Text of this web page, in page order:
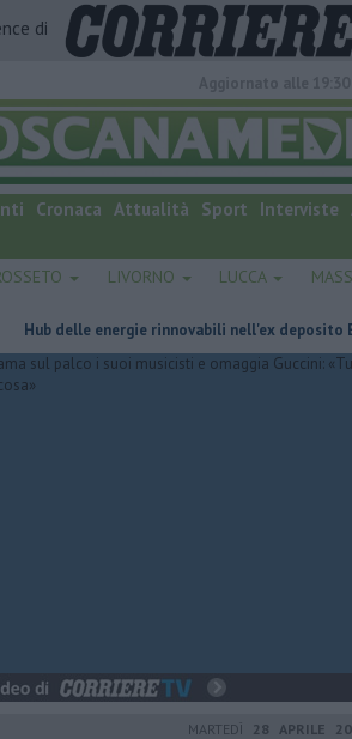
di
Cronaca Attualità Sport Interviste
LIVORNO LUCCA
energie rinnovabili nell'ex deposito Eni
MARTEDÌ 28 APRILE